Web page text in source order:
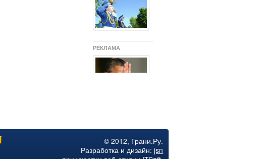
РЕКЛАМА
убийственные
санкции
© 2012, Грани.Ру.
Разработка и дизайн:jsn